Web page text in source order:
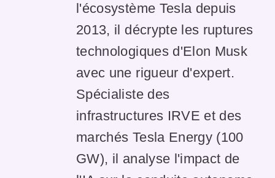
l'écosystème Tesla depuis
2013, il décrypte les ruptures
technologiques d'Elon Musk
avec une rigueur d'expert.
Spécialiste des
infrastructures IRVE et des
marchés Tesla Energy (100
GW), il analyse l'impact de